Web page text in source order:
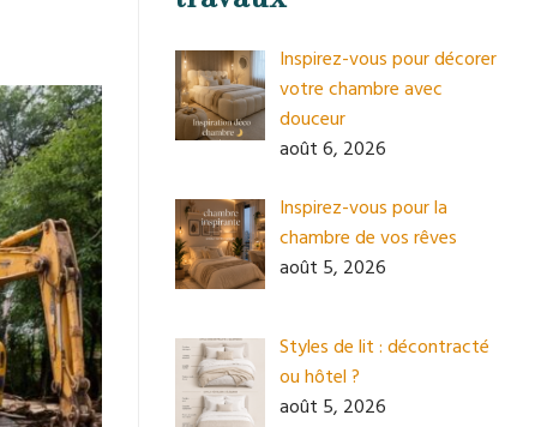
Inspirez-vous pour décorer
votre chambre avec
douceur
août 6, 2026
Inspirez-vous pour la
chambre de vos rêves
août 5, 2026
Styles de lit : décontracté
ou hôtel ?
août 5, 2026